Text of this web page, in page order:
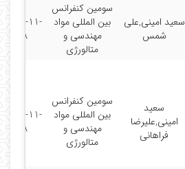
سعید امینی,علی
شمس
سومین کنفرانس
بین المللی مواد
مهندسی و
متالورژی
2014-11-
18
سعید
امینی,علیرضا
فراهانی
سومین کنفرانس
بین المللی مواد
مهندسی و
متالورژی
2014-11-
18